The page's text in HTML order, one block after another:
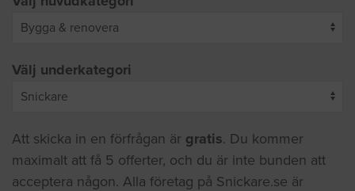
Välj underkategori
Att skicka in en förfrågan är gratis. Du kommer
maximalt att få 5 offerter, och du är inte bunden att
acceptera någon. Alla företag på Snickare.se är